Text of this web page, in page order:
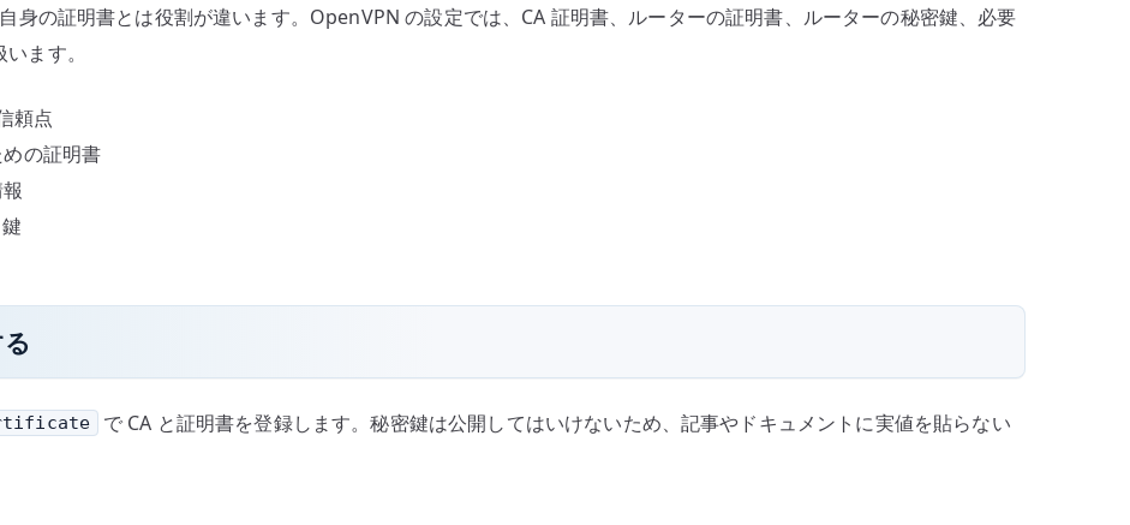
身の証明書とは役割が違います。OpenVPN の設定では、CA 証明書、ルーターの証明書、ルーターの秘密鍵、必要
ます。
頼点
の証明書
で CA と証明書を登録します。秘密鍵は公開してはいけないため、記事やドキュメントに実値を貼らない